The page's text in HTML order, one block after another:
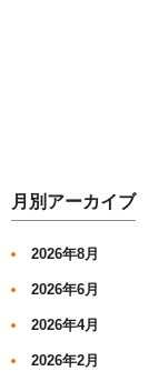
月別アーカイブ
2026年8月
2026年6月
2026年4月
2026年2月